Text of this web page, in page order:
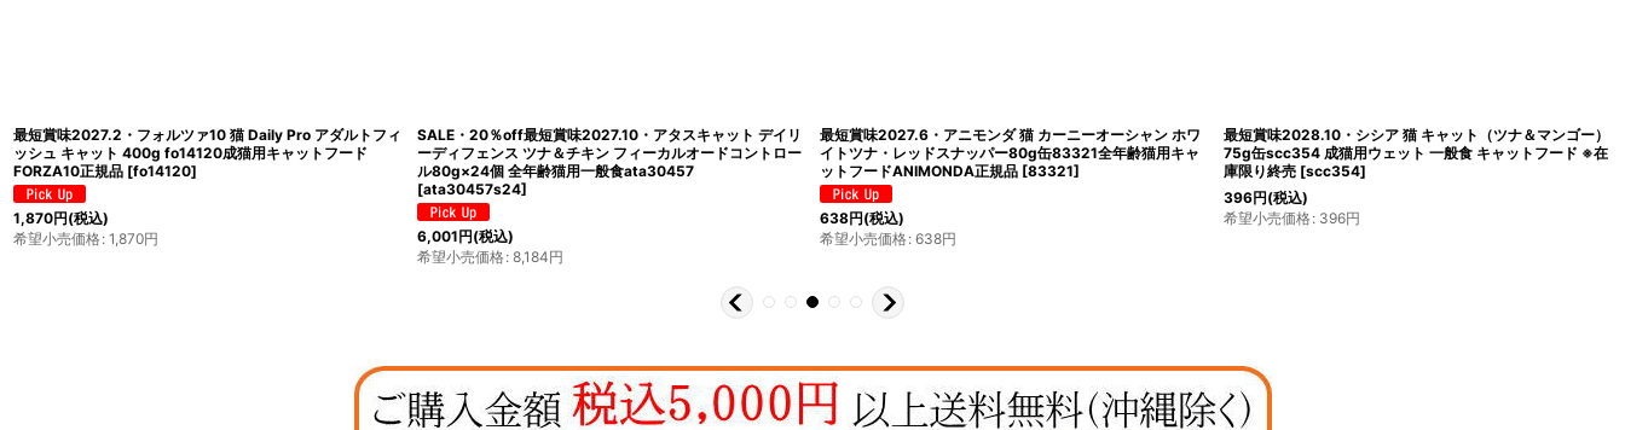
最短賞味2027.2・フォルツァ10 猫 Daily Pro アダルトフィ
ッシュ キャット 400g fo14120成猫用キャットフード
FORZA10正規品 [fo14120]
1,870円(税込)
希望小売価格: 1,870円
SALE・20％off最短賞味2027.10・アタスキャット デイリ
ーディフェンス ツナ＆チキン フィーカルオードコントロー
ル80g×24個 全年齢猫用一般食ata30457
[ata30457s24]
6,001円(税込)
希望小売価格: 8,184円
最短賞味2027.6・アニモンダ 猫 カーニーオーシャン ホワ
イトツナ・レッドスナッパー80g缶83321全年齢猫用キャ
ットフードANIMONDA正規品 [83321]
638円(税込)
希望小売価格: 638円
最短賞味2028.10・シシア 猫 キャット（ツナ＆マンゴー）
75g缶scc354 成猫用ウェット 一般食 キャットフード ※在
庫限り終売 [scc354]
396円(税込)
希望小売価格: 396円